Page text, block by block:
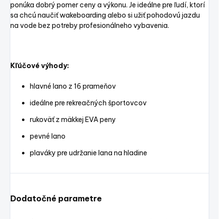
ponúka dobrý pomer ceny a výkonu. Je ideálne pre ľudí, ktorí
sa chcú naučiť wakeboarding alebo si užiť pohodovú jazdu
na vode bez potreby profesionálneho vybavenia.
Kľúčové výhody:
hlavné lano z 16 prameňov
ideálne pre rekreačných športovcov
rukoväť z mäkkej EVA peny
pevné lano
plaváky pre udržanie lana na hladine
Dodatočné parametre